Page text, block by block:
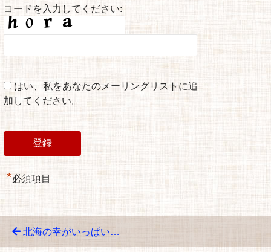
コードを入力してください:
はい、私をあなたのメーリングリストに追
加してください。
*必須項目
北海の幸がいっぱい…